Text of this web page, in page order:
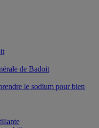
de Badoit
le sodium pour bien